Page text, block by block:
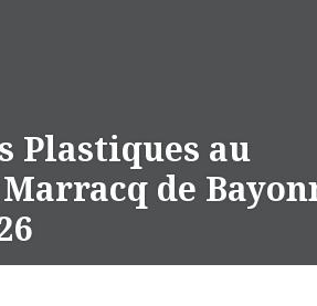
Plastiques au
de